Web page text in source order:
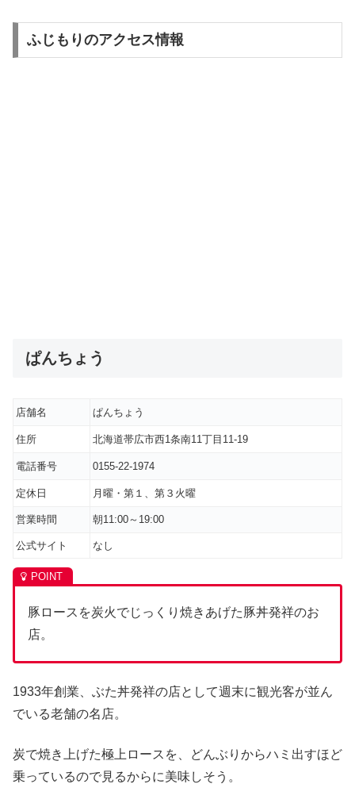
ふじもりのアクセス情報
ぱんちょう
店舗名 ぱんちょう
住所 北海道帯広市西1条南11丁目11-19
電話番号 0155-22-1974
定休日 月曜・第１、第３火曜
営業時間 朝11:00～19:00
公式サイト なし
豚ロースを炭火でじっくり焼きあげた豚丼発祥のお
店。
1933年創業、ぶた丼発祥の店として週末に観光客が並ん
でいる老舗の名店。
炭で焼き上げた極上ロースを、どんぶりからハミ出すほど
乗っているので見るからに美味しそう。